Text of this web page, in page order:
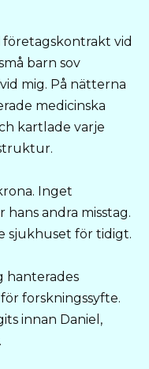
företagskontrakt vid
barn sov
mig. På nätterna
medicinska
kartlade varje
Inget
andra misstag.
sjukhuset för tidigt.
hanterades
forskningssyfte.
innan Daniel,